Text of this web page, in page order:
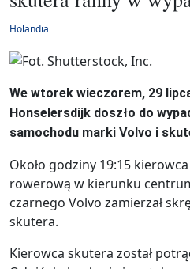
Holandia
We wtorek wieczorem, 29
Honselersdijk doszło do
samochodu marki Volvo i
Około godziny 19:15
rowerową w kierunku
czarnego Volvo zamierzał
skutera.
Kierowca skutera został